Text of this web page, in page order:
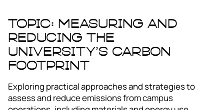
Topic: Measuring and
reducing the
university’s carbon
footprint
Exploring practical approaches and strategies to
assess and reduce emissions from campus